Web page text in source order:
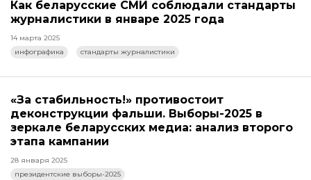
Как беларусские СМИ соблюдали стандарты
журналистики в январе 2025 года
14 марта 2025
инфографика
стандарты журналистики
«За стабильность!» противостоит
деконструкции фальши. Выборы-2025 в
зеркале беларусских медиа: анализ второго
этапа кампании
28 января 2025
президентские выборы-2025